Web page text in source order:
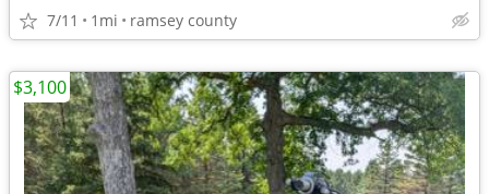
7/11 1mi ramsey county
$3,100